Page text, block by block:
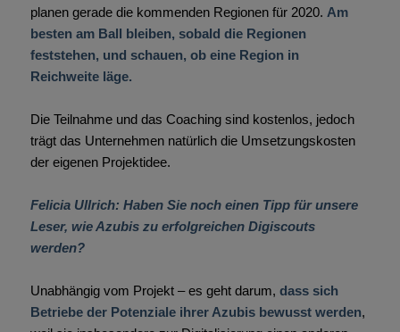
planen gerade die kommenden Regionen für 2020. Am
besten am Ball bleiben, sobald die Regionen
feststehen, und schauen, ob eine Region in
Reichweite läge.
Die Teilnahme und das Coaching sind kostenlos, jedoch
trägt das Unternehmen natürlich die Umsetzungskosten
der eigenen Projektidee.
Felicia Ullrich: Haben Sie noch einen Tipp für unsere
Leser, wie Azubis zu erfolgreichen Digiscouts
werden?
Unabhängig vom Projekt – es geht darum, dass sich
Betriebe der Potenziale ihrer Azubis bewusst werden,